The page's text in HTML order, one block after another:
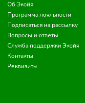
Об Экойя
Программа лояльности
Подписаться на рассылку
Вопросы и ответы
Служба поддержки Экойя
Контакты
Реквизиты